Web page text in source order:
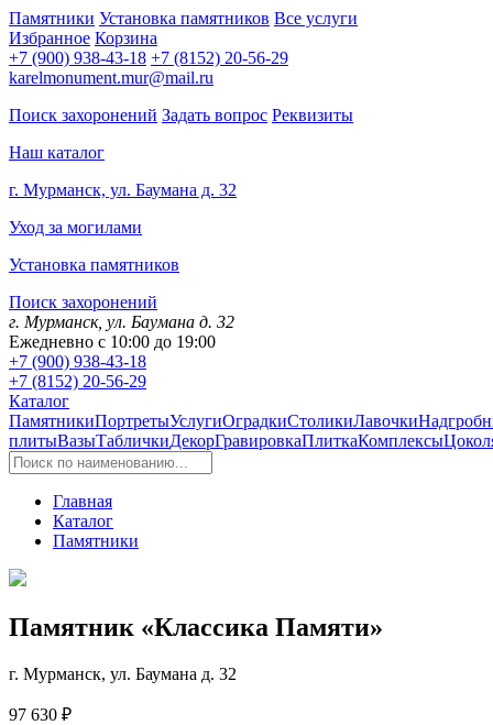
Памятники Установка памятников Все услуги
Избранное Корзина
+7 (900) 938-43-18 +7 (8152) 20-56-29
karelmonument.mur@mail.ru
Поиск захоронений Задать вопрос Реквизиты
Наш каталог
г. Мурманск, ул. Баумана д. 32
Уход за могилами
Установка памятников
Поиск захоронений
г. Мурманск, ул. Баумана д. 32
Ежедневно с 10:00 до 19:00
+7 (900) 938-43-18
+7 (8152) 20-56-29
Каталог
ПамятникиПортретыУслугиОградкиСтоликиЛавочки
плитыВазыТабличкиДекорГравировкаПлиткаКомплексы
Главная
Каталог
Памятники
Памятник «Классика Памяти»
г. Мурманск, ул. Баумана д. 32
97 630 ₽